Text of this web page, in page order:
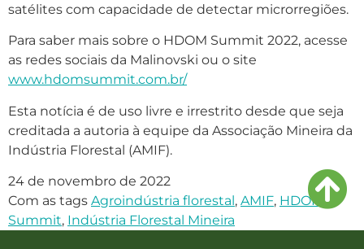
satélites com capacidade de detectar microrregiões.
Para saber mais sobre o HDOM Summit 2022, acesse
as redes sociais da Malinovski ou o site
www.hdomsummit.com.br/
Esta notícia é de uso livre e irrestrito desde que seja
creditada a autoria à equipe da Associação Mineira da
Indústria Florestal (AMIF).
24 de novembro de 2022
Com as tags Agroindústria florestal, AMIF, HDOM
Summit, Indústria Florestal Mineira